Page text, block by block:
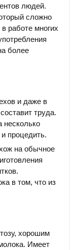
людей.
сложно
работе многих
более
и даже в
труда.
несколько
процедить.
на обычное
в том, что из
хорошим
Имеет